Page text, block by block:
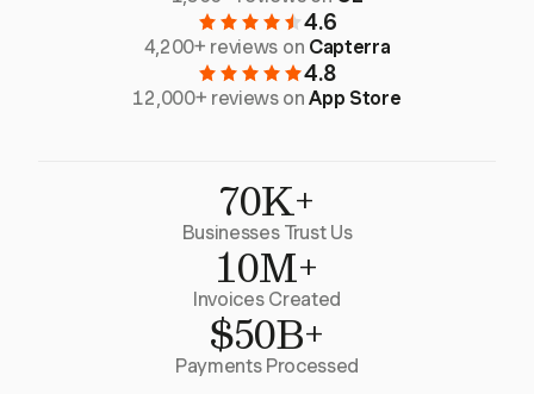
4.6
4,200+ reviews on Capterra
4.8
12,000+ reviews onApp Store
70K+
Businesses Trust Us
10M+
Invoices Created
$50B+
Payments Processed